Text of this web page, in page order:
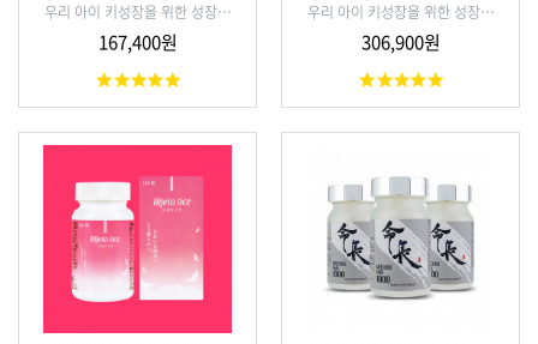
우리 아이 키성장을 위한 성장서
플리먼트, 카도알라!
167,400원
우리 아이 키성장을 위한 성장서
플리먼트, 카도알라!
306,900원